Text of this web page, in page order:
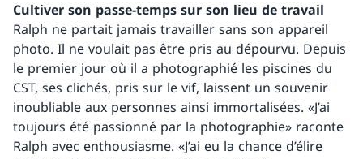
Cultiver son passe-temps sur son lieu de travail
Ralph ne partait jamais travailler sans son appareil
photo. Il ne voulait pas être pris au dépourvu. Depuis
le premier jour où il a photographié les piscines du
CST, ses clichés, pris sur le vif, laissent un souvenir
inoubliable aux personnes ainsi immortalisées. «J’ai
toujours été passionné par la photographie» raconte
Ralph avec enthousiasme. «J’ai eu la chance d’élire